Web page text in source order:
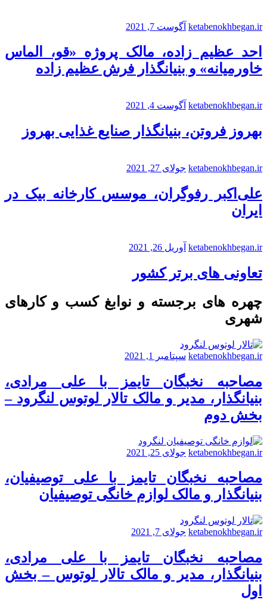
ketabenokhbegan.ir آگوست 7, 2021
احد عظیم زاده، مالک پروژه «قو، الماس
خاورمیانه» و بنیانگذار فرش عظیم زاده
ketabenokhbegan.ir آگوست 4, 2021
بهروز فروتن، بنیانگذار صنایع غذایی بهروز
ketabenokhbegan.ir جولای 27, 2021
علی‌اکبر رفوگران، موسس کارخانه بیک در
ایران
ketabenokhbegan.ir آوریل 26, 2021
تعاونی های برتر کشور
چهره های برجسته و نوابغ کسب و کارهای
شهری
ketabenokhbegan.ir سپتامبر 1, 2021
مصاحبه نخبگان تایمز با علی مرادی،
بنیانگذار، مدیر و مالک تالار لوتوس لنگرود –
بخش دوم
ketabenokhbegan.ir جولای 25, 2021
مصاحبه نخبگان تایمز با علی توصیفیان،
بنیانگذار و مالک لوازم خانگی توصیفیان
ketabenokhbegan.ir جولای 7, 2021
مصاحبه نخبگان تایمز با علی مرادی،
بنیانگذار، مدیر و مالک تالار لوتوس – بخش
اول